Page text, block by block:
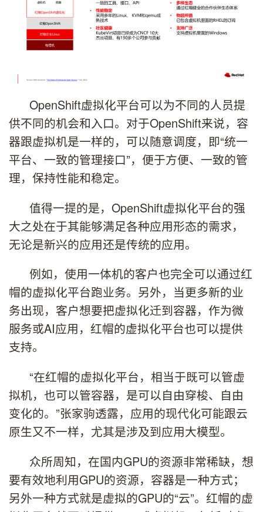
OpenShift虚拟化平台可以为不同的人员提
供不同的机会和入口。对于OpenShift来说，容
器跟虚拟机是一样的，可以随意调度，即“统一
平台、一致的管理接口”，便于方便、一致的管
理，保持性能和稳定。
值得一提的是，OpenShift虚拟化平台的强
大之处在于其能够满足各种应用形态的需求，
无论是新兴的应用还是传统的应用。
例如，使用一体机的客户也完全可以通过红
帽的虚拟化平台跑业务。另外，当更多新的业
务出现，客户想要把虚拟化迁到容器，作为微
服务或AI应用，红帽的虚拟化平台也可以提供
支持。
“在红帽的虚拟化平台，相当于既可以管虚
拟机，也可以管容器，是可以自由穿梭、自由
变化的。”张家驹透露，应用的现代化可能跟云
原生又不一样，尤其是涉及到应用大模型。
众所周知，在国内GPU的资源非常稀缺，想
要有效地利用GPU的资源，容器是一种方式；
另外一种方式就是虚拟的GPU的“云”。红帽的虚